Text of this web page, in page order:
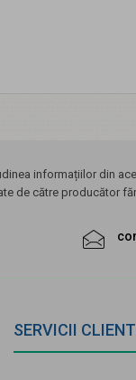
informațiilor din
de către producător
SERVICII